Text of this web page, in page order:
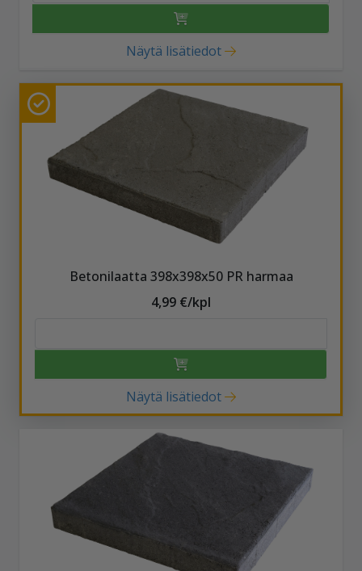
Näytä lisätiedot
Betonilaatta 398x398x50 PR harmaa
4,99 €/kpl
Näytä lisätiedot